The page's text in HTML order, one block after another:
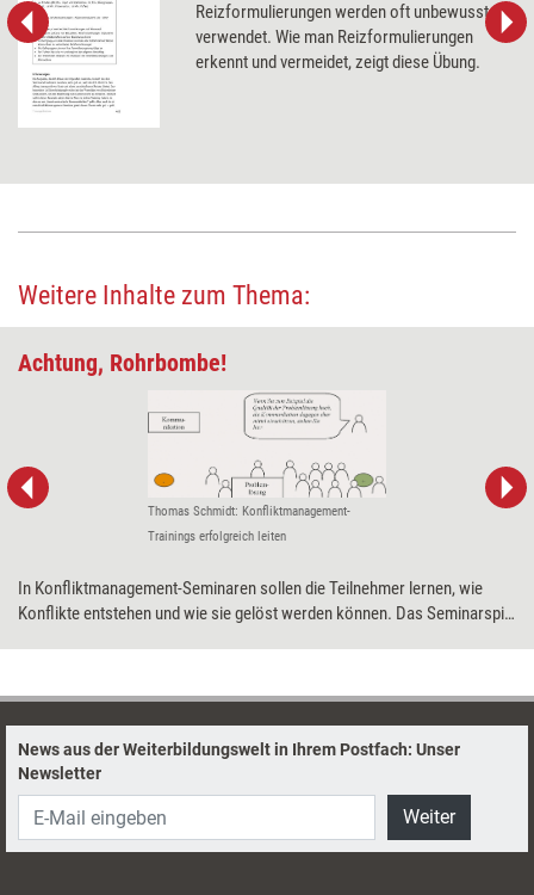
Reizformulierungen werden oft unbewusst
verwendet. Wie man Reizformulierungen
erkennt und vermeidet, zeigt diese Übung.
Weitere Inhalte zum Thema:
Achtung, Rohrbombe!
Thomas Schmidt: Konfliktmanagement-
Trainings erfolgreich leiten
In Konfliktmanagement-Seminaren sollen die Teilnehmer lernen, wie
Konflikte entstehen und wie sie gelöst werden können. Das Seminarspiel
News aus der Weiterbildungswelt in Ihrem Postfach: Unser
Newsletter
Weiter